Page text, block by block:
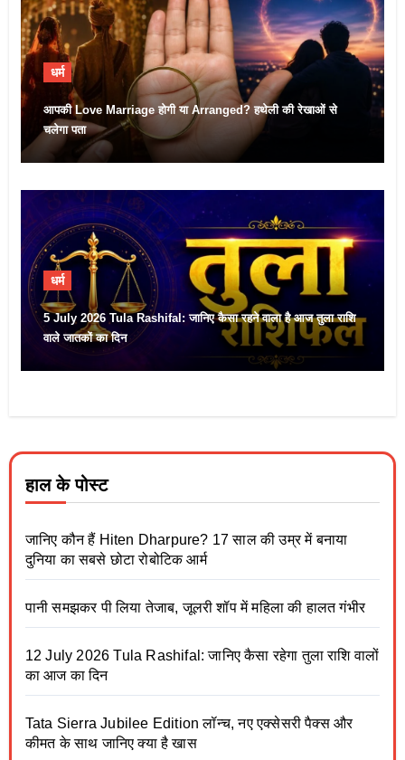
धर्म
आपकी Love Marriage होगी या Arranged? हथेली की रेखाओं से
चलेगा पता
धर्म
5 July 2026 Tula Rashifal: जानिए कैसा रहने वाला है आज तुला राशि
वाले जातकों का दिन
हाल के पोस्ट
जानिए कौन हैं Hiten Dharpure? 17 साल की उम्र में बनाया
दुनिया का सबसे छोटा रोबोटिक आर्म
पानी समझकर पी लिया तेजाब, जूलरी शॉप में महिला की हालत गंभीर
12 July 2026 Tula Rashifal: जानिए कैसा रहेगा तुला राशि वालों
का आज का दिन
Tata Sierra Jubilee Edition लॉन्च, नए एक्सेसरी पैक्स और
कीमत के साथ जानिए क्या है खास